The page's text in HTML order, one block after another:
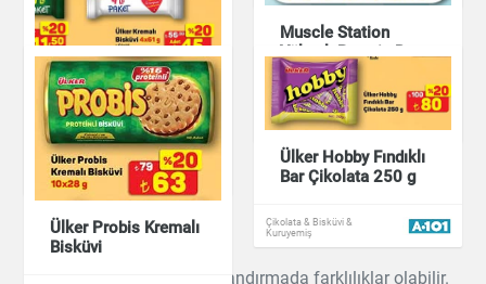
Ülker Paylaşmalık
Kremalı Bisküvi 4x61
g
Çikolata & Bisküvi &
Kuruyemiş
Muscle Station
Yüksek Protein Bar
35 g
Çikolata & Bisküvi &
Kuruyemiş
Ülker Probis Kremalı
Bisküvi
Ülker Hobby Fındıklı
Bar Çikolata 250 g
Çikolata & Bisküvi &
Kuruyemiş
Ürün bilgilerinde ve fiyatlandırmada farklılıklar olabilir.